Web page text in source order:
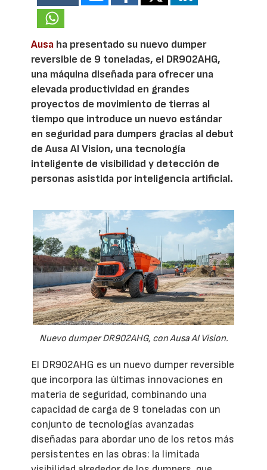
Ausa ha presentado su nuevo dumper
reversible de 9 toneladas, el DR902AHG,
una máquina diseñada para ofrecer una
elevada productividad en grandes
proyectos de movimiento de tierras al
tiempo que introduce un nuevo estándar
en seguridad para dumpers gracias al debut
de Ausa AI Vision, una tecnología
inteligente de visibilidad y detección de
personas asistida por inteligencia artificial.
Nuevo dumper DR902AHG, con Ausa AI Vision.
El DR902AHG es un nuevo dumper reversible
que incorpora las últimas innovaciones en
materia de seguridad, combinando una
capacidad de carga de 9 toneladas con un
conjunto de tecnologías avanzadas
diseñadas para abordar uno de los retos más
persistentes en las obras: la limitada